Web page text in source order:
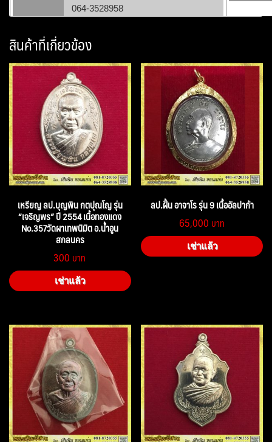
064-3528958
สินค้าที่เกี่ยวข้อง
เหรียญ ลป.บุญพิน กตปุณโญ รุ่น
“เจริญพร” ปี 2554 เนื้อทองแดง
No.357วัดผาเทพนิมิต อ.น้ำอูน
สกลนคร
300
เช่าแล้ว
ลป.ฝั้น อาจาโร รุ่น 9 เนื้ออัลปาก้า
65,000
เช่าแล้ว